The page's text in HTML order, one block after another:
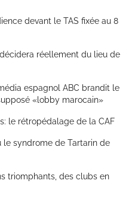
feuille de route sportive et
devant le TAS fixée au 8
réellement du lieu de
espagnol ABC brandit le
«lobby marocain»
le rétropédalage de la CAF
le syndrome de Tartarin de
triomphants, des clubs en